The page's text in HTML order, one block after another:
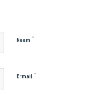
Naam *
E-mail *